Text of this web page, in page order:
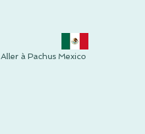
Aller à Pachus Mexico